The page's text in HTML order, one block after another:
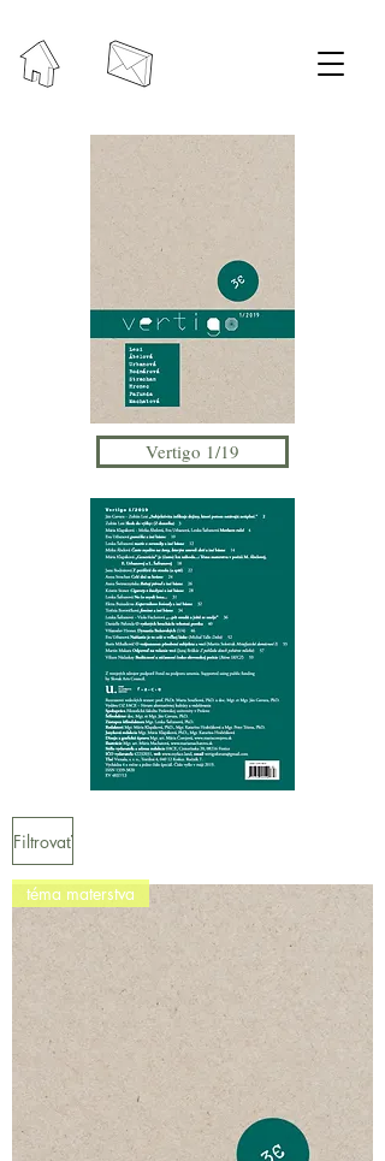
Vertigo 1/19
Filtrovať
téma materstva